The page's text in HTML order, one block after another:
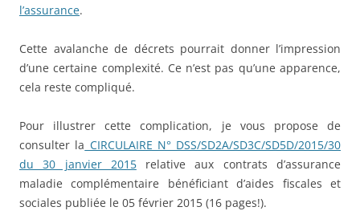
l’assurance.
Cette avalanche de décrets pourrait donner l’impression
d’une certaine complexité. Ce n’est pas qu’une apparence,
cela reste compliqué.
Pour illustrer cette complication, je vous propose de
consulter la CIRCULAIRE N° DSS/SD2A/SD3C/SD5D/2015/30
du 30 janvier 2015relative aux contrats d’assurance
maladie complémentaire bénéficiant d’aides fiscales et
sociales publiée le 05 février 2015 (16 pages!).